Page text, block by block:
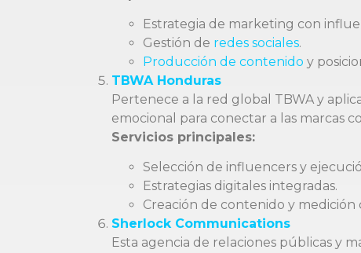
Estrategia de marketing con
Gestión de redes sociales.
Producción de contenido y
TBWA Honduras
Pertenece a la red global TBWA y
emocional para conectar a las marcas
Servicios principales:
Selección de influencers y
Estrategias digitales integradas.
Creación de contenido y medición
Sherlock Communications
Esta agencia de relaciones públicas y